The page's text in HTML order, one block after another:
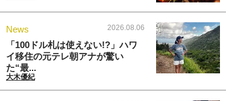
News 2026.08.06
「100ドル札は使えない!?」ハワ
イ移住の元テレ朝アナが驚い
た“最...
大木優紀